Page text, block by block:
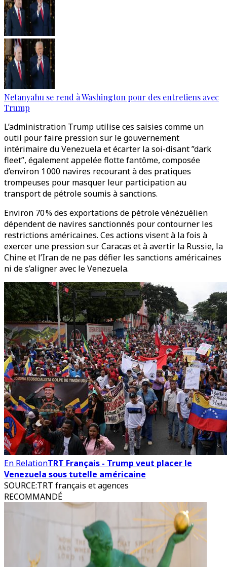
Netanyahu se rend à Washington pour des entretiens avec
Trump
L’administration Trump utilise ces saisies comme un
outil pour faire pression sur le gouvernement
intérimaire du Venezuela et écarter la soi-disant ”dark
fleet”, également appelée flotte fantôme, composée
d’environ 1 000 navires recourant à des pratiques
trompeuses pour masquer leur participation au
transport de pétrole soumis à sanctions.
Environ 70 % des exportations de pétrole vénézuélien
dépendent de navires sanctionnés pour contourner les
restrictions américaines. Ces actions visent à la fois à
exercer une pression sur Caracas et à avertir la Russie, la
Chine et l’Iran de ne pas défier les sanctions américaines
ni de s’aligner avec le Venezuela.
En RelationTRT Français - Trump veut placer le
Venezuela sous tutelle américaine
SOURCE:TRT français et agences
RECOMMANDÉ